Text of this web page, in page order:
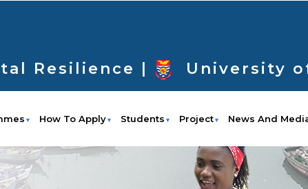
Resilience | University
How To Apply Students Project News And